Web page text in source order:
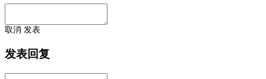
取消 发表
发表回复